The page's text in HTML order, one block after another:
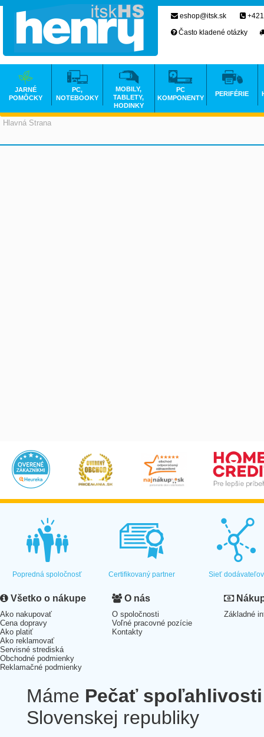
Hlavná Strana
eshop@itsk.sk
Často kladené otázky
JARNÉ
POMÔCKY
PC,
NOTEBOOKY
MOBILY,
TABLETY,
HODINKY
PC
KOMPONENTY
PERIFÉRIE
Popredná spoločnosť Certifikovaný partner Sieť dodávateľov
Všetko o nákupe
Ako nakupovať
Cena dopravy
Ako platiť
Ako reklamovať
Servisné strediská
Obchodné podmienky
Reklamačné podmienky
O nás
O spoločnosti
Voľné pracovné pozície
Kontakty
Základné
Máme Pečať spoľahlivosti
Slovenskej republiky